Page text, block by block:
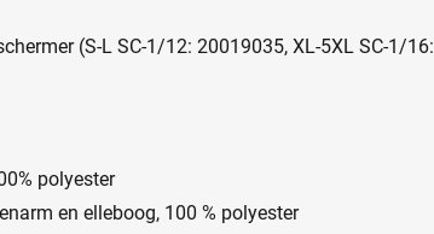
(S-L SC-1/12: 20019035, XL-5XL SC-1/16:
polyester
en elleboog, 100 % polyester